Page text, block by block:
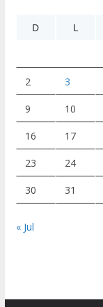
D
L
2 3
9 10
16 17
23 24
30 31
« Jul